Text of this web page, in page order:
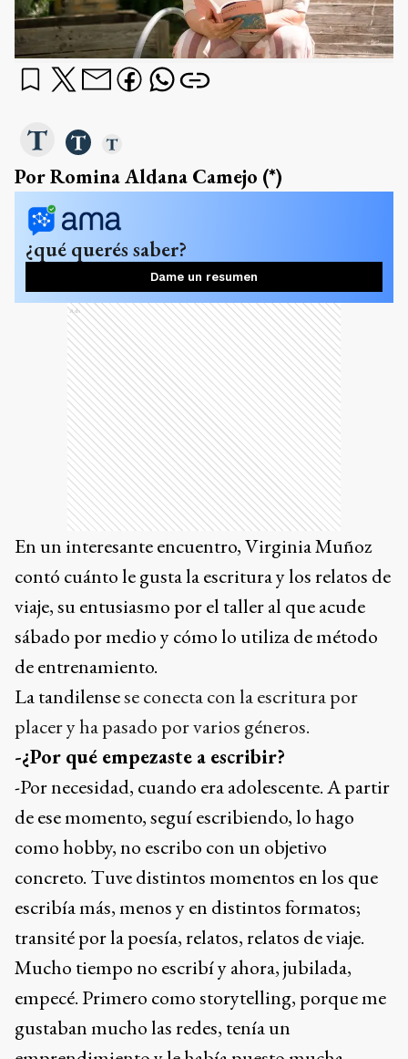
Por Romina Aldana Camejo (*)
¿qué querés saber?
Dame un resumen
Ads
En un interesante encuentro, Virginia Muñoz
contó cuánto le gusta la escritura y los relatos de
viaje, su entusiasmo por el taller al que acude
sábado por medio y cómo lo utiliza de método
de entrenamiento.
La tandilensese conecta con la escritura por
placer y ha pasado por varios géneros.
-¿Por qué empezaste a escribir?
-Por necesidad, cuando era adolescente. A partir
de ese momento, seguí escribiendo, lo hago
como hobby, no escribo con un objetivo
concreto. Tuve distintos momentos en los que
escribía más, menos y en distintos formatos;
transité por la poesía, relatos, relatos de viaje.
Mucho tiempo no escribí y ahora, jubilada,
empecé. Primero como storytelling, porque me
gustaban mucho las redes, tenía un